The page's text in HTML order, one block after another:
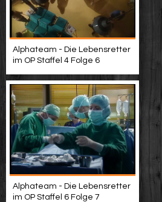
Alphateam - Die Lebensretter
im OP Staffel 4 Folge 6
Alphateam - Die Lebensretter
im OP Staffel 6 Folge 7